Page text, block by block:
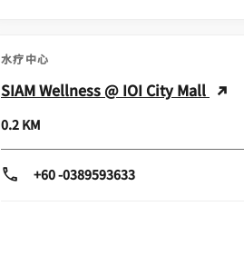
水疗中心
SIAM Wellness @ IOI City Mall
0.2 KM
+60 -0389593633